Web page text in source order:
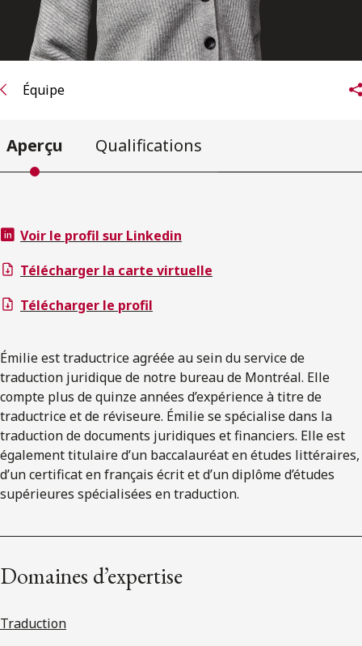
Équipe
Aperçu Qualifications
Voir le profil sur Linkedin
Télécharger la carte virtuelle
Télécharger le profil
Émilie est traductrice agréée au sein du service de
traduction juridique de notre bureau de Montréal. Elle
compte plus de quinze années d’expérience à titre de
traductrice et de réviseure. Émilie se spécialise dans la
traduction de documents juridiques et financiers. Elle est
également titulaire d’un baccalauréat en études littéraires,
d’un certificat en français écrit et d’un diplôme d’études
supérieures spécialisées en traduction.
Domaines d’expertise
Traduction